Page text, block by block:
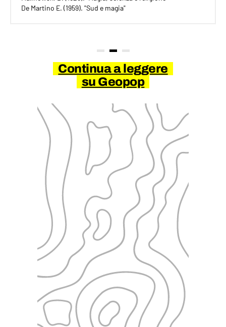
De Martino E. (1959). "Sud e magia"
Continua a leggere
su Geopop